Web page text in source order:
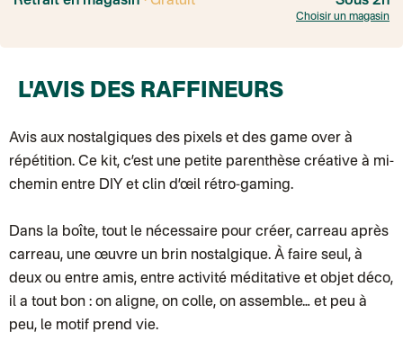
Point relais Express (commerçant ou bureau de poste) : Point
Point relais Standard
Colissimo suivi (expédition partenaire)
Colissimo suivi (envoi partenaire)
Test dropshipping
Colissimo suivi (expédition Soundivine)
Lettre suivie (expédition Merci Maman)
Colissimo suivi (expédition June & Jane)
Colissimo suivi (expédition Les Fils)
Lettre suivie (expédition La Poupette à Paillettes)
Colissimo suivi (expédition Toi-même)
Lettre suivie (expédition par Noémie, la créatrice)
Choisir un magasin
L'AVIS DES RAFFINEURS
Avis aux nostalgiques des pixels et des game over à
répétition. Ce kit, c’est une petite parenthèse créative à mi-
chemin entre DIY et clin d’œil rétro-gaming.
Dans la boîte, tout le nécessaire pour créer, carreau après
carreau, une œuvre un brin nostalgique. À faire seul, à
deux ou entre amis, entre activité méditative et objet déco,
il a tout bon : on aligne, on colle, on assemble… et peu à
peu, le motif prend vie.